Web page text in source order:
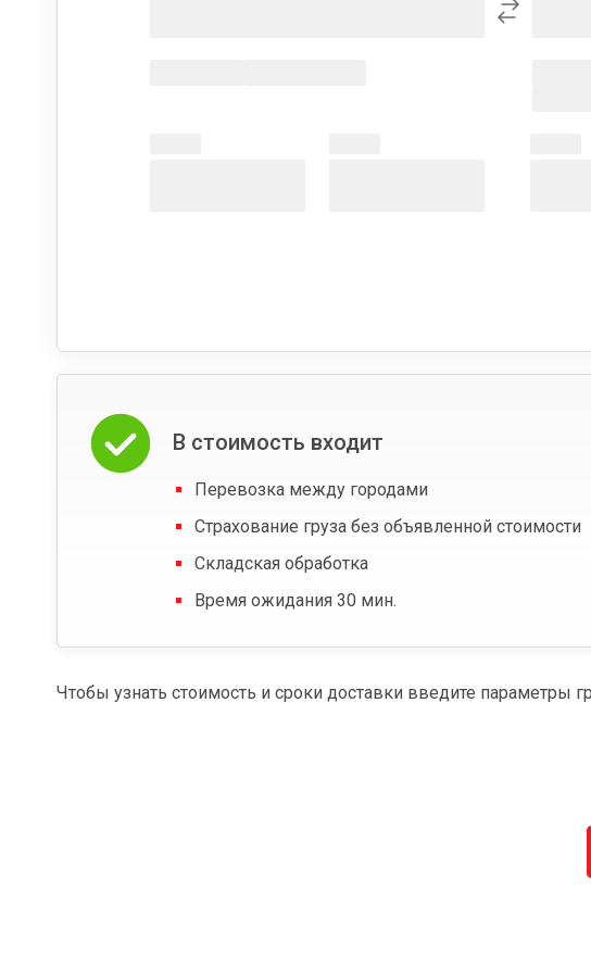
В стоимость входит
Перевозка между городами
Страхование груза без объявленной стоимости
Складская обработка
Время ожидания 30 мин.
Чтобы узнать стоимость и сроки доставки введите параметры